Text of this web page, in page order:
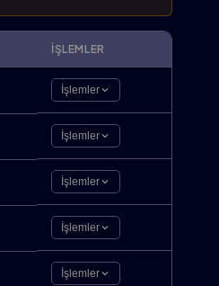
İŞLEMLER
İşlemler
İşlemler
İşlemler
İşlemler
İşlemler